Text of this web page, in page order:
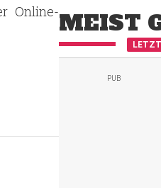
Online-MEIST